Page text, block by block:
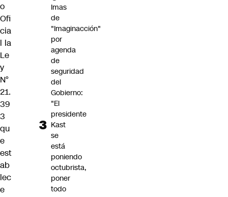
o
Ofi
cia
l la
Le
y
N°
21.
39
3
qu
e
est
ab
lec
e
Imas
de
"Imaginacción"
por
agenda
de
seguridad
del
Gobierno:
"El
presidente
Kast
se
está
poniendo
octubrista,
poner
todo